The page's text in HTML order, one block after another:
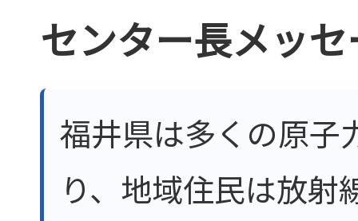
センター長メッ
福井県は多くの原子
り、地域住民は放